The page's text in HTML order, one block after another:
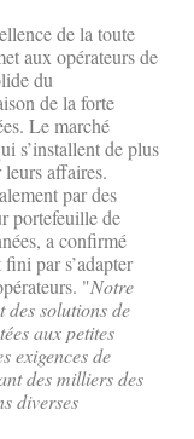
de la toute
aux opérateurs de
du
de la forte
Le marché
s’installent de plus
affaires.
par des
portefeuille de
a confirmé
par s’adapter
"Notre
solutions de
aux petites
exigences de
des milliers des
diverses